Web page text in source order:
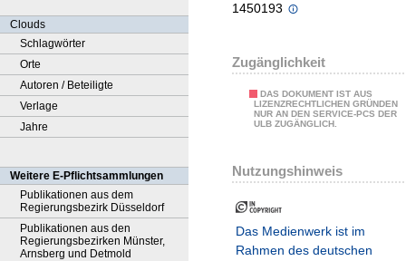
Clouds
Schlagwörter
Orte
Autoren / Beteiligte
Verlage
Jahre
Weitere E-Pflichtsammlungen
Publikationen aus dem
Regierungsbezirk Düsseldorf
Publikationen aus den
Regierungsbezirken Münster,
Arnsberg und Detmold
1450193
Zugänglichkeit
DAS DOKUMENT IST AUS
LIZENZRECHTLICHEN GRÜNDEN
NUR AN DEN SERVICE-PCS DER
ULB ZUGÄNGLICH.
Nutzungshinweis
Das Medienwerk ist im
Rahmen des deutschen